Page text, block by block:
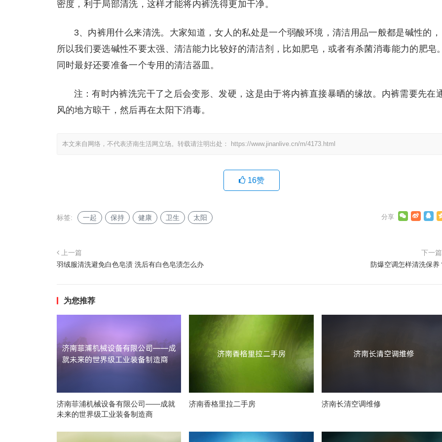
密度，利于局部清洗，这样才能将内裤洗得更加干净。
3、内裤用什么来清洗。大家知道，女人的私处是一个弱酸环境，清洁用品一般都是碱性的，
所以我们要选碱性不要太强、清洁能力比较好的清洁剂，比如肥皂，或者有杀菌消毒能力的肥皂
同时最好还要准备一个专用的清洁器皿。
注：有时内裤洗完干了之后会变形、发硬，这是由于将内裤直接暴晒的缘故。内裤需要先在
风的地方晾干，然后再在太阳下消毒。
本文来自网络，不代表济南生活网立场。转载请注明出处： https://www.jinanlive.cn/m/4173.html
16赞
标签: 一起 保持 健康 卫生 太阳
上一篇
羽绒服清洗避免白色皂渍 洗后有白色皂渍怎么办
下一
防爆空调怎样清洗保养
为您推荐
济南菲浦机械设备有限公司——成就
未来的世界级工业装备制造商
济南香格里拉二手房 济南长清空调维修